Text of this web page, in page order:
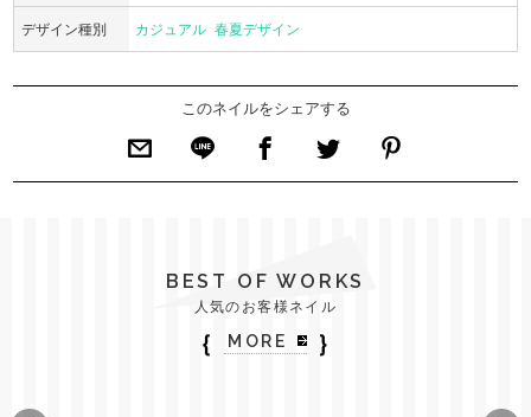
デザイン種別 カジュアル 春夏デザイン
このネイルをシェアする
BEST OF WORKS
人気のお客様ネイル
｛ MORE ｝